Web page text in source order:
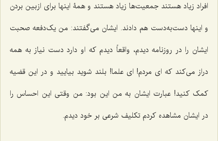
افراد زیاد هستند جمعیت‌ها زیاد هستند و همۀ اینها برای ازبین بردن
و اینها دست‌به‌دست هم دادند. ایشان می‌گفتند: من یک‌دفعه صحبت
ایشان را در روزنامه دیدم، واقعاً دیدم که او دارد دست نیاز به همه
دراز می‌کند که ای مردم! ‌ای علما! بلند شوید بیایید و در این قضیه
کمک کنید! عبارت ایشان به من این بود: من وقتی این احساس را
در ایشان مشاهده کردم تکلیف شرعی بر خود دیدم.